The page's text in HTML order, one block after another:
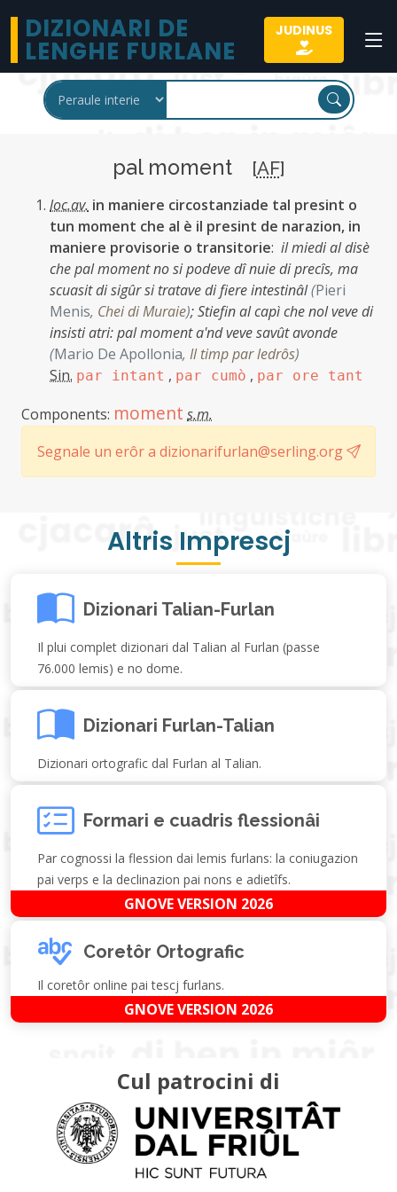
DIZIONARI DE
LENGHE FURLANE
JUDINUS
pal moment [AF]
loc.av. in maniere circostanziade tal presint o
tun moment che al è il presint de narazion, in
maniere provisorie o transitorie: il miedi al disè
che pal moment no si podeve dî nuie di precîs, ma
scuasit di sigûr si tratave di fiere intestinâl(Pieri
Menis, Chei di Muraie);Stiefin al capì che nol veve di
insisti atri: pal moment a'nd veve savût avonde
(Mario De Apollonia, Il timp par ledrôs)
Sin. par intant , par cumò , par ore tant
Components: moment s.m.
Segnale un erôr a dizionarifurlan@serling.org
Altris Imprescj
Dizionari Talian-Furlan
Il plui complet dizionari dal Talian al Furlan (passe
76.000 lemis) e no dome.
Dizionari Furlan-Talian
Dizionari ortografic dal Furlan al Talian.
Formari e cuadris flessionâi
Par cognossi la flession dai lemis furlans: la coniugazion
pai verps e la declinazion pai nons e adietîfs.
GNOVE VERSION 2026
Coretôr Ortografic
Il coretôr online pai tescj furlans.
GNOVE VERSION 2026
Cul patrocini di